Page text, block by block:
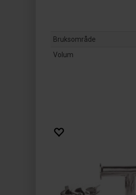
Bruksområde
Volum